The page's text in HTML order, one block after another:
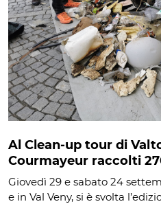
Al Clean-up tour di
Courmayeur raccolti
Giovedì 29 e sabato 24
e in Val Veny, si è svolta